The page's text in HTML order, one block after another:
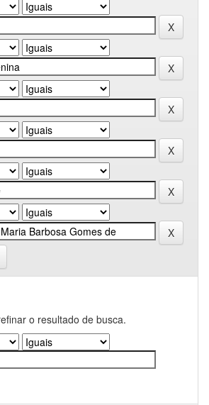
o resultado de busca.